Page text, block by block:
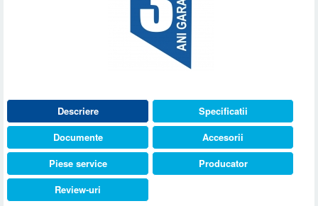
Descriere
Specificatii
Documente
Accesorii
Piese service
Producator
Review-uri